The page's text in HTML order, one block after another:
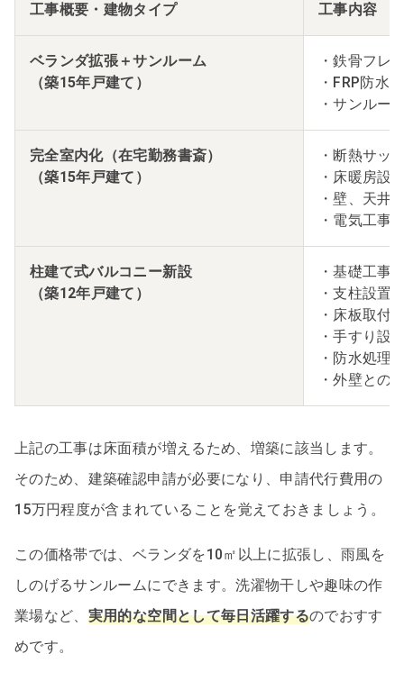
工事概要・建物タイプ 工事内容
ベランダ拡張＋サンルーム
（築15年戸建て）
・鉄骨フレ
・FRP防水
・サンルー
完全室内化（在宅勤務書斎）
（築15年戸建て）
・断熱サッ
・床暖房設
・壁、天井
・電気工事
柱建て式バルコニー新設
（築12年戸建て）
・基礎工事
・支柱設置
・床板取付
・手すり設
・防水処理
・外壁との
上記の工事は床面積が増えるため、増築に該当します。
そのため、建築確認申請が必要になり、申請代行費用の
15万円程度が含まれていることを覚えておきましょう。
この価格帯では、ベランダを10㎡以上に拡張し、雨風を
しのげるサンルームにできます。洗濯物干しや趣味の作
業場など、 実用的な空間として毎日活躍するのでおすす
めです。